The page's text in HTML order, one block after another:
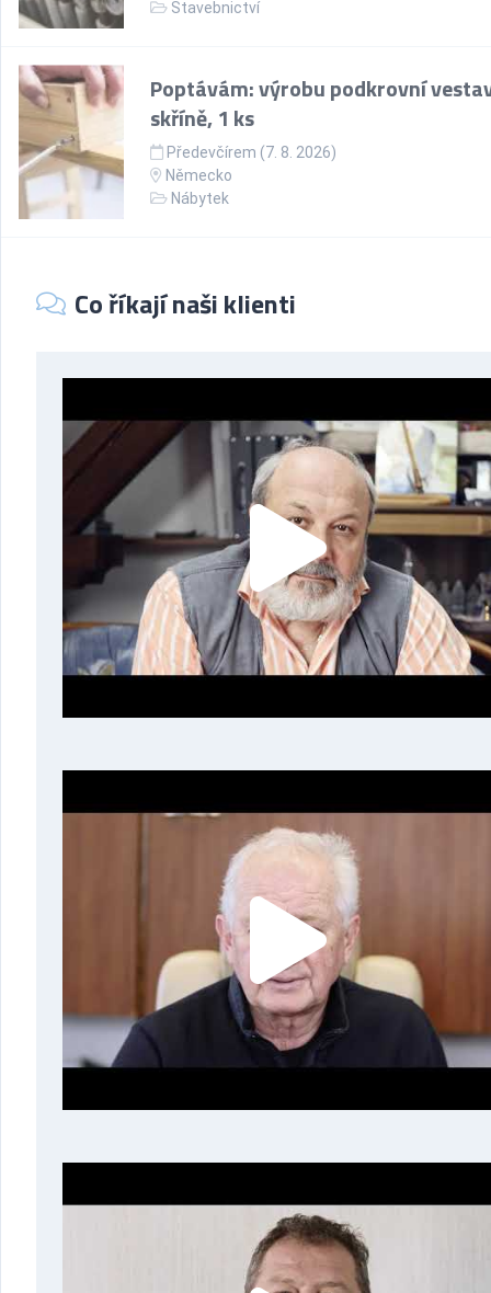
Stavebnictví
Poptávám: výrobu podkrovní
skříně, 1 ks
Předevčírem (7. 8. 2026)
Německo
Nábytek
Co říkají naši klienti